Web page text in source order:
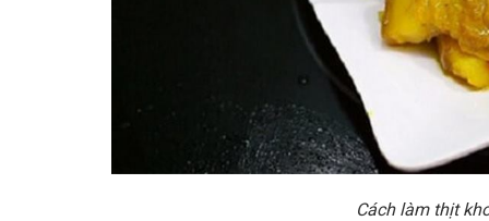
Cách làm thịt